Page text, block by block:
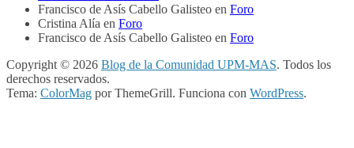
Francisco de Asís Cabello Galisteo en Foro
Cristina Alía en Foro
Francisco de Asís Cabello Galisteo en Foro
Copyright © 2026 Blog de la Comunidad UPM-MAS. Todos los
derechos reservados.
Tema: ColorMag por ThemeGrill. Funciona con WordPress.